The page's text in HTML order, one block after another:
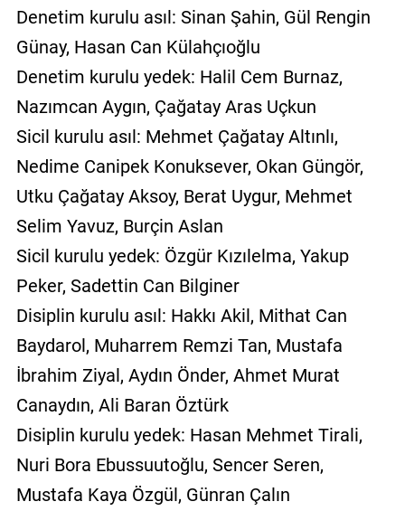
Denetim kurulu asıl: Sinan Şahin, Gül Rengin
Günay, Hasan Can Külahçıoğlu
Denetim kurulu yedek: Halil Cem Burnaz,
Nazımcan Aygın, Çağatay Aras Uçkun
Sicil kurulu asıl: Mehmet Çağatay Altınlı,
Nedime Canipek Konuksever, Okan Güngör,
Utku Çağatay Aksoy, Berat Uygur, Mehmet
Selim Yavuz, Burçin Aslan
Sicil kurulu yedek: Özgür Kızılelma, Yakup
Peker, Sadettin Can Bilginer
Disiplin kurulu asıl: Hakkı Akil, Mithat Can
Baydarol, Muharrem Remzi Tan, Mustafa
İbrahim Ziyal, Aydın Önder, Ahmet Murat
Canaydın, Ali Baran Öztürk
Disiplin kurulu yedek: Hasan Mehmet Tirali,
Nuri Bora Ebussuutoğlu, Sencer Seren,
Mustafa Kaya Özgül, Günran Çalın